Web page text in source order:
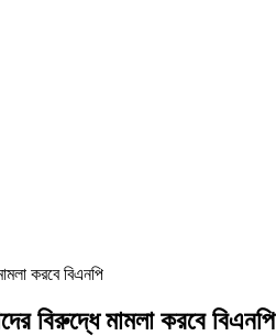
করবে বিএনপি
বিরুদ্ধে মামলা করবে বিএনপি